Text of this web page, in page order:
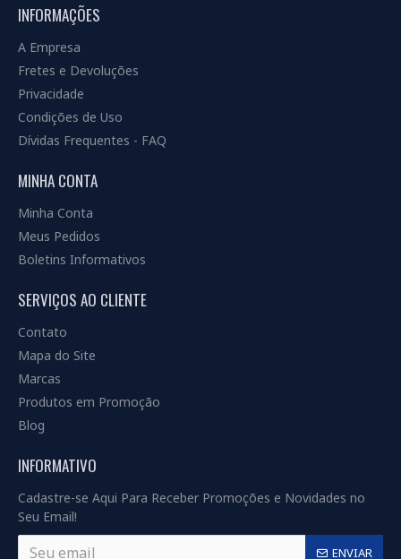
INFORMAÇÕES
A Empresa
Fretes e Devoluções
Privacidade
Condições de Uso
Dívidas Frequentes - FAQ
MINHA CONTA
Minha Conta
Meus Pedidos
Boletins Informativos
SERVIÇOS AO CLIENTE
Contato
Mapa do Site
Marcas
Produtos em Promoção
Blog
INFORMATIVO
Cadastre-se Aqui Para Receber Promoções e Novidades no
Seu Email!
ENVIAR